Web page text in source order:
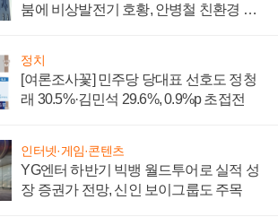
붐에 비상발전기 호황, 안병철 친환경 에
정치
[여론조사꽃] 민주당 당대표 선호도 정청
래 30.5%·김민석 29.6%, 0.9%p 초접전
인터넷·게임·콘텐츠
YG엔터 하반기 빅뱅 월드투어로 실적 성
장 증권가 전망, 신인 보이그룹도 주목